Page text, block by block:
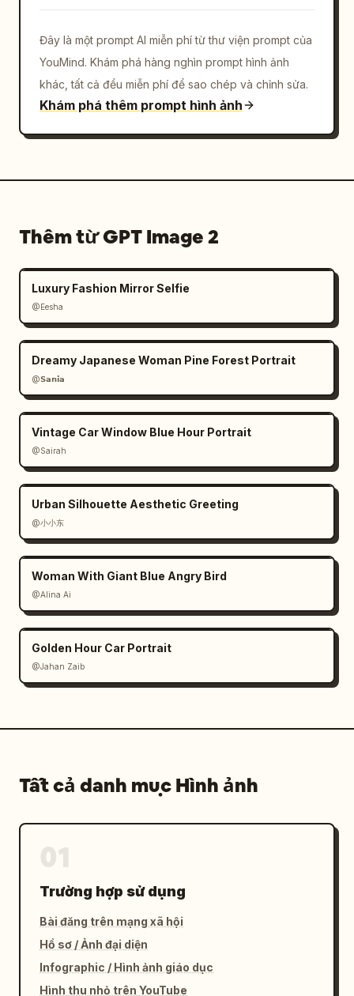
Đây là một prompt AI miễn phí từ thư viện prompt của
YouMind. Khám phá hàng nghìn prompt hình ảnh
khác, tất cả đều miễn phí để sao chép và chỉnh sửa.
Khám phá thêm prompt hình ảnh
Thêm từ GPT Image 2
Luxury Fashion Mirror Selfie
@Eesha
Dreamy Japanese Woman Pine Forest Portrait
@𝗦𝗮𝗻𝗶𝗮
Vintage Car Window Blue Hour Portrait
@Sairah
Urban Silhouette Aesthetic Greeting
@小小东
Woman With Giant Blue Angry Bird
@Alina Ai
Golden Hour Car Portrait
@Jahan Zaib
Tất cả danh mục Hình ảnh
Trường hợp sử dụng
Bài đăng trên mạng xã hội
Hồ sơ / Ảnh đại diện
Infographic / Hình ảnh giáo dục
Hình thu nhỏ trên YouTube